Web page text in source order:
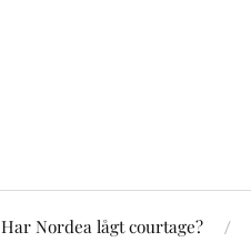
Har Nordea lågt courtage?